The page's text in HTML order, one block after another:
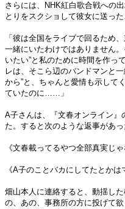
さらには、NHK紅白歌合戦への
とりをスクショして彼女に送った
「彼は全国をライブで回るため
一緒にいたわけではありません
いたい”と私のために時間を作っ
レは、そこら辺のバンドマンと
から”と、ちゃんと愛情も示して
ていたのに……」
A子さんは、『文春オンライン
た。すると次のような返事があっ
《文春載ってるやつ全部真実じ
《A子のことバカにしてたとか
畑山本人に連絡すると、動揺し
の、あの、事務所の方に投げて